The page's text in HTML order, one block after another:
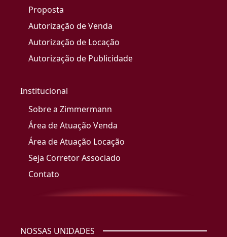
Proposta
Autorização de Venda
Autorização de Locação
Autorização de Publicidade
Institucional
Sobre a Zimmermann
Área de Atuação Venda
Área de Atuação Locação
Seja Corretor Associado
Contato
NOSSAS UNIDADES